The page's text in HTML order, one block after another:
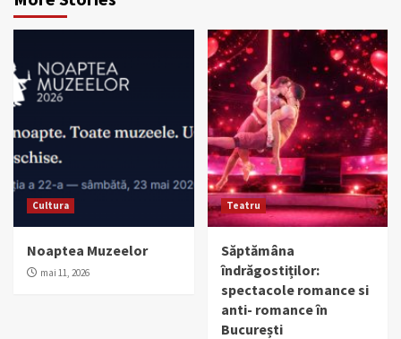
Cultura
Noaptea Muzeelor
mai 11, 2026
Teatru
Săptămâna
îndrăgostiților:
spectacole romance si
anti- romance în
București